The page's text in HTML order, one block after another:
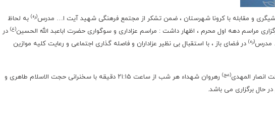
و مقابله با کرونا شهرستان ، ضمن تشکر از مجتمع فرهنگی شهید آیت ا… مدرس(ره) به لحاظ
مراسم دهه اول محرم ، اظهار داشت : مراسم عزاداری و سوگواری حضرت اباعبد الله الحسین(ع) در
مدرس(ره) در فضای باز ، با استقبال بی نظیر عزاداران و فاصله گذاری اجتماعی و رعایت کلیه موازین
انصار المهدی(عج)
رهروان شهداء هر شب از ساعت ۲۱:۱۵ دقیقه با سخنرانی حجت الاسلام طاهری و
حال برگزاری می باشد.